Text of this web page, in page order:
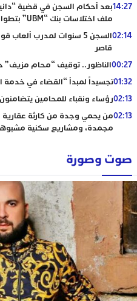
14:27بعد أحكام السجن في قضية
ملف اختلاسات بنك “UBM” بتطوان
02:14
السجن 5 سنوات لمدرب
قاصر
00:27الناظور.. توقيف “محام مزيف”
01:32تجسيداً لمبدأ “القضاء في خدمة
02:13رؤساء ونقباء للمحامين
02:13من يحمي وجدة من كارثة
مجمدة، ومشاريع سكنية مشبوهة
صوت وصورة